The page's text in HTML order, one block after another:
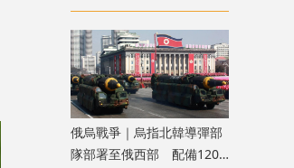
劈中亡
俄烏戰爭｜烏指北韓導彈部
隊部署至俄西部 配備120